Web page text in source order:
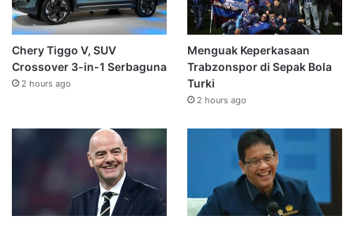
Chery Tiggo V, SUV
Crossover 3-in-1 Serbaguna
2 hours ago
Menguak Keperkasaan
Trabzonspor di Sepak Bola
Turki
2 hours ago